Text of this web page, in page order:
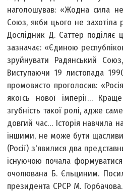
наголошував: «Жодна сила
Союз, якби цього не захотіла
Дослідник Д. Саттер поділяє
зазначає: «Єдиною
зруйнувати Радянський
Виступаючи 19 листопада
промовисто проголосив:
якоїсь нової імперії…
згубність такої ролі, адже
довгий час… Історія навчила
іншими, не може бути
(Росії) з'явилися два
існуючою почала
очолювана Б. Єльциним.
президента СРСР М.